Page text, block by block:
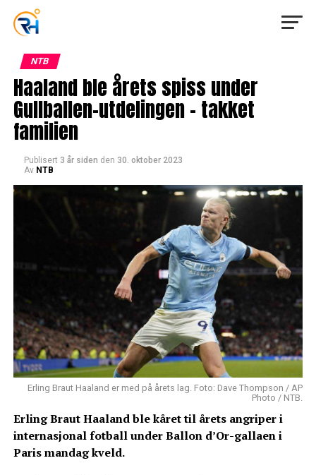
NTB
Haaland ble årets spiss under
Gullballen-utdelingen – takket
familien
Publisert 3 år siden den 30. oktober 2023
Av NTB
Erling Braut Haaland er med på årets lag. Foto: Dave Thompson / AP
Photo / NTB.
Erling Braut Haaland ble kåret til årets angriper i
internasjonal fotball under Ballon d’Or-gallaen i
Paris mandag kveld.